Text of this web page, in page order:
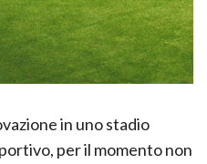
in uno stadio
per il momento non